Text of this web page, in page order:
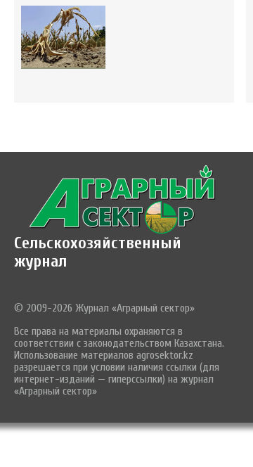
Сельскохозяйственный
журнал
© 2009-2026 Журнал «Аграрный сектор»
Все права на материалы охраняются в
соответствии с законодательством Казахстана.
Использование материалов agrosektor.kz
разрешается при условии наличия ссылки (для
интернет-изданий — гиперссылки) на журнал
«Аграрный сектор»